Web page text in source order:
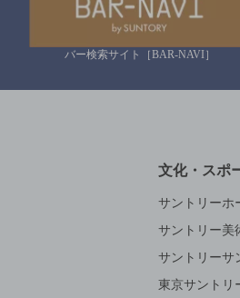
バー検索サイト［BAR-NAVI］
文化・スポ
サントリーホ
サントリー美
サントリーサ
東京サントリ